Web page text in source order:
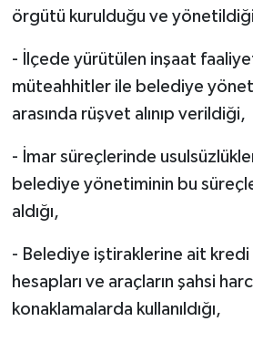
örgütü kurulduğu ve
- İlçede yürütülen inşaat
müteahhitler ile belediye
arasında rüşvet alınıp verildiği,
- İmar süreçlerinde usulsüzlükler
belediye yönetiminin bu
aldığı,
- Belediye iştiraklerine ait kredi
hesapları ve araçların şahsi
konaklamalarda kullanıldığı,